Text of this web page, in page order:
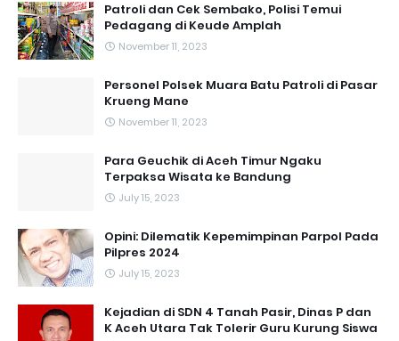
Patroli dan Cek Sembako, Polisi Temui
Pedagang di Keude Amplah
November 11, 2023
Personel Polsek Muara Batu Patroli di Pasar
Krueng Mane
November 11, 2023
Para Geuchik di Aceh Timur Ngaku
Terpaksa Wisata ke Bandung
July 15, 2023
Opini: Dilematik Kepemimpinan Parpol Pada
Pilpres 2024
July 15, 2023
Kejadian di SDN 4 Tanah Pasir, Dinas P dan
K Aceh Utara Tak Tolerir Guru Kurung Siswa